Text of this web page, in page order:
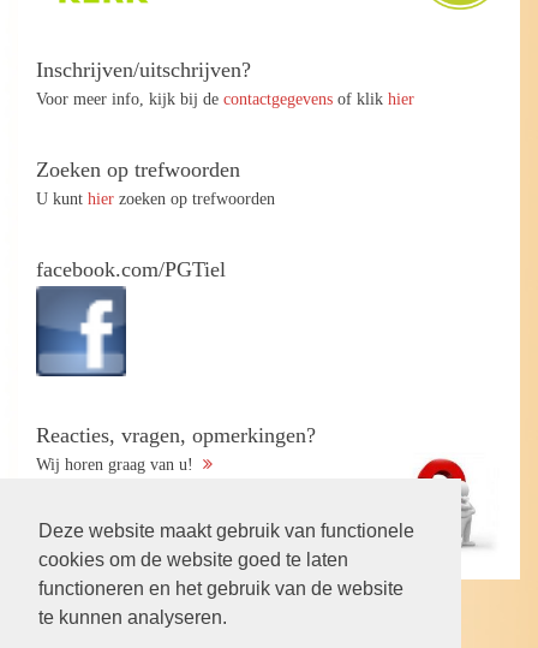
Deze website maakt gebruik van functionele
cookies om de website goed te laten
functioneren en het gebruik van de website
te kunnen analyseren.
Inschrijven/uitschrijven?
Voor meer info, kijk bij de contactgegevens of klik hier
Zoeken op trefwoorden
U kunt hier zoeken op trefwoorden
facebook.com/PGTiel
Reacties, vragen, opmerkingen?
Wij horen graag van u!
Volg ons op: